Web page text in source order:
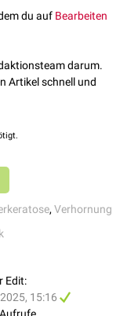
Cochlea-Implantat
du auf Bearbeiten
darum.
Artikel schnell und
, Verhornung
Edit:
15:16